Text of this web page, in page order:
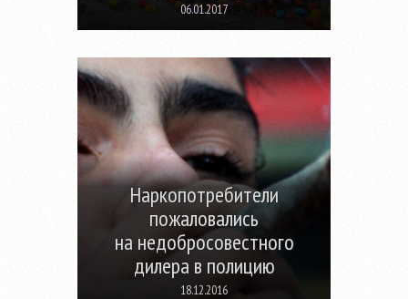
06.01.2017
Наркопотребители
пожаловались
на недобросовестного
дилера в полицию
18.12.2016